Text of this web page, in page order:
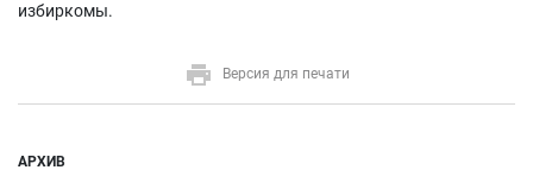
избиркомы.
Версия для печати
АРХИВ